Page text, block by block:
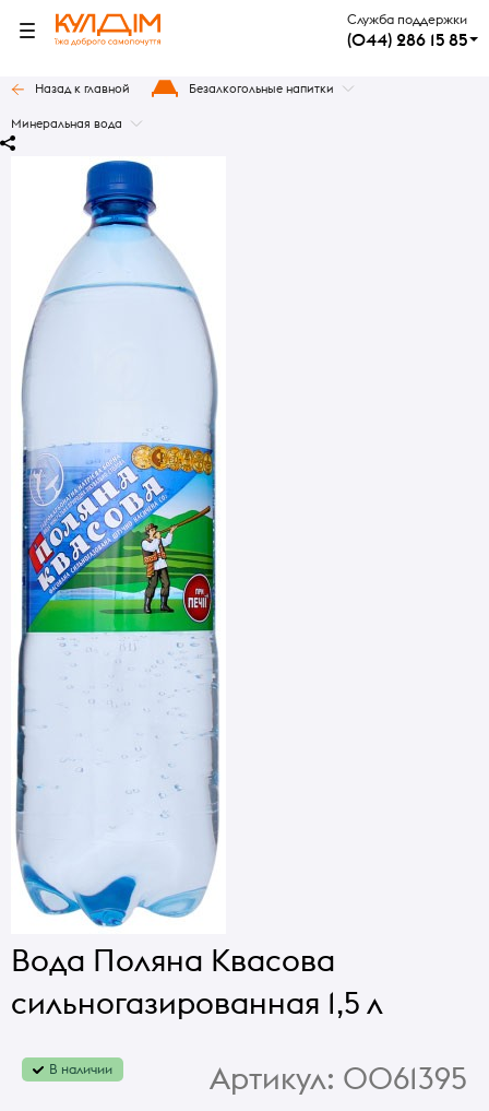
Служба поддержки
(044) 286 15 85
Назад к главной Безалкогольные напитки
Минеральная вода
Вода Поляна Квасова
сильногазированная 1,5 л
В наличии Артикул: 0061395